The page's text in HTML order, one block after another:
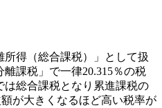
得（総合課税）」として扱
課税」で一律20.315％の税
総合課税となり累進課税の
が大きくなるほど高い税率が